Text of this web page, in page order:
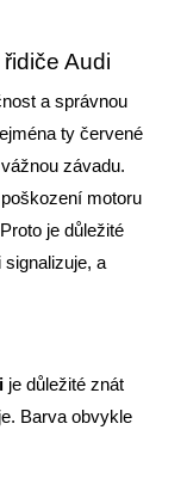
Audi
a správnou
ty červené
závadu.
motoru
je důležité
signalizuje, a
je důležité znát
Barva obvykle